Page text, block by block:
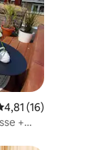
: 4,54 sur 5
moyenne
4,81 (16)
+